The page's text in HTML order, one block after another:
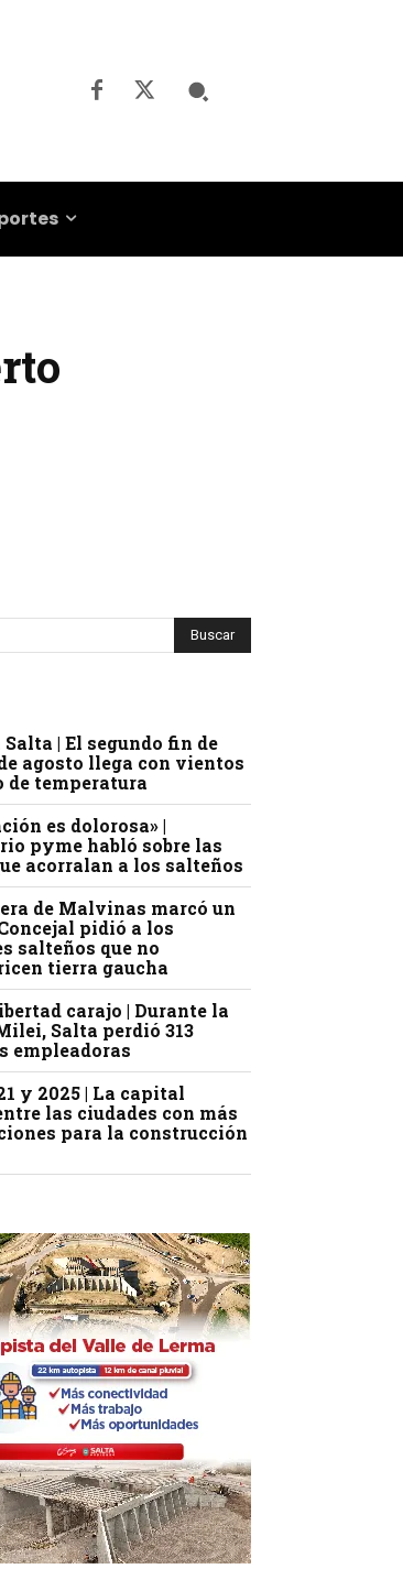
| El segundo fin de
agosto llega con vientos
de temperatura
es dolorosa» |
pyme habló sobre las
acorralan a los salteños
de Malvinas marcó un
pidió a los
salteños que no
tierra gaucha
carajo | Durante la
Salta perdió 313
empleadoras
y 2025 | La capital
las ciudades con más
para la construcción